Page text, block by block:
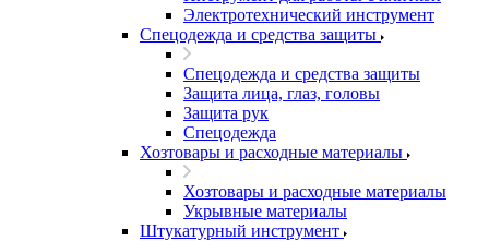
Электротехнический инструмент
Спецодежда и средства защиты
Спецодежда и средства защиты
Защита лица, глаз, головы
Защита рук
Спецодежда
Хозтовары и расходные материалы
Хозтовары и расходные материалы
Укрывные материалы
Штукатурный инструмент